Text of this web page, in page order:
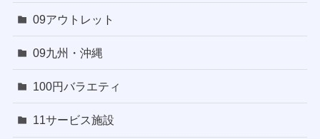
09アウトレット
09九州・沖縄
100円バラエティ
11サービス施設